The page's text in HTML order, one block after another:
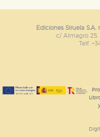
Ediciones Siruela S.A.
c/ Almagro 25.
Telf.